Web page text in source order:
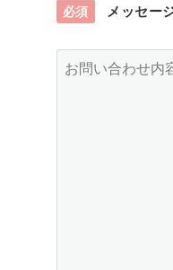
必須 メッセー